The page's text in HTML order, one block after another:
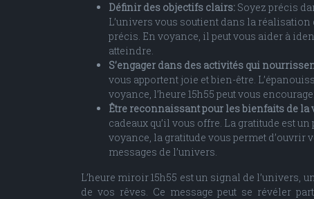
Définir des objectifs clairs: Soyez précis
L’univers vous soutient dans la
précis. En voyance, il peut vous aider à
atteindre.
S’engager dans des activités qui
vous apportent joie et bien-être.
voyance, l’heure 15h55 peut vous
Être reconnaissant pour les bienfaits de la
cadeaux qu’il vous offre. La gratitude est
voyance, la gratitude vous permet
messages de l’univers.
L’heure miroir 15h55 est un signal de
de vos rêves. Ce message peut se révéler